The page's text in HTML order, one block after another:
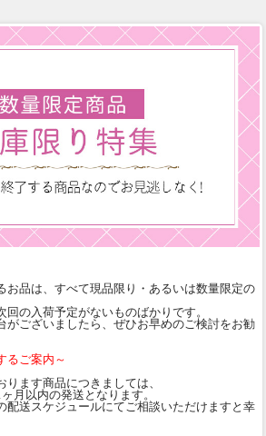
お品は、すべて現品限り・あるいは数量限定の
の入荷予定がないものばかりです。
がございましたら、ぜひお早めのご検討をお勧
るご案内～
ます商品につきましては、
月以内の発送となります。
配送スケジュールにてご相談いただけますと幸